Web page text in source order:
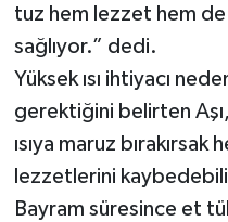
tuz hem lezzet hem de
sağlıyor.” dedi.
Yüksek ısı ihtiyacı
gerektiğini belirten
ısıya maruz bırakırsak
lezzetlerini
Bayram süresince et